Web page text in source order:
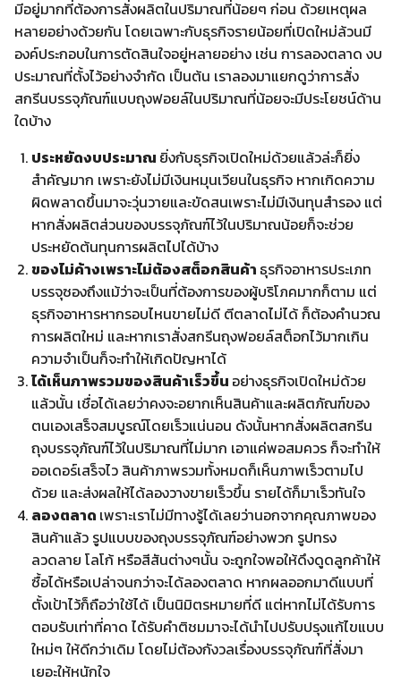
มีอยู่มากที่ต้องการสั่งผลิตในปริมาณที่น้อยๆ ก่อน ด้วยเหตุผล
หลายอย่างด้วยกัน โดยเฉพาะกับธุรกิจรายน้อยที่เปิดใหม่ล้วนมี
องค์ประกอบในการตัดสินใจอยู่หลายอย่าง เช่น การลองตลาด งบ
ประมาณที่ตั้งไว้อย่างจำกัด เป็นต้น เราลองมาแยกดูว่าการสั่ง
สกรีนบรรจุภัณฑ์แบบถุงฟอยล์ในปริมาณที่น้อยจะมีประโยชน์ด้าน
ใดบ้าง
ประหยัดงบประมาณ ยิ่งกับธุรกิจเปิดใหม่ด้วยแล้วล่ะก็ยิ่ง
สำคัญมาก เพราะยังไม่มีเงินหมุนเวียนในธุรกิจ หากเกิดความ
ผิดพลาดขึ้นมาจะวุ่นวายและขัดสนเพราะไม่มีเงินทุนสำรอง แต่
หากสั่งผลิตส่วนของบรรจุภัณฑ์ไว้ในปริมาณน้อยก็จะช่วย
ประหยัดต้นทุนการผลิตไปได้บ้าง
ของไม่ค้างเพราะไม่ต้องสต็อกสินค้า ธุรกิจอาหารประเภท
บรรจุซองถึงแม้ว่าจะเป็นที่ต้องการของผู้บริโภคมากก็ตาม แต่
ธุรกิจอาหารหากรอบไหนขายไม่ดี ตีตลาดไม่ได้ ก็ต้องคำนวณ
การผลิตใหม่ และหากเราสั่งสกรีนถุงฟอยล์สต็อกไว้มากเกิน
ความจำเป็นก็จะทำให้เกิดปัญหาได้
ได้เห็นภาพรวมของสินค้าเร็วขึ้น อย่างธุรกิจเปิดใหม่ด้วย
แล้วนั้น เชื่อได้เลยว่าคงจะอยากเห็นสินค้าและผลิตภัณฑ์ของ
ตนเองเสร็จสมบูรณ์โดยเร็วแน่นอน ดังนั้นหากสั่งผลิตสกรีน
ถุงบรรจุภัณฑ์ไว้ในปริมาณที่ไม่มาก เอาแค่พอสมควร ก็จะทำให้
ออเดอร์เสร็จไว สินค้าภาพรวมทั้งหมดก็เห็นภาพเร็วตามไป
ด้วย และส่งผลให้ได้ลองวางขายเร็วขึ้น รายได้ก็มาเร็วทันใจ
ลองตลาด เพราะเราไม่มีทางรู้ได้เลยว่านอกจากคุณภาพของ
สินค้าแล้ว รูปแบบของถุงบรรจุภัณฑ์อย่างพวก รูปทรง
ลวดลาย โลโก้ หรือสีสันต่างๆนั้น จะถูกใจพอให้ดึงดูดลูกค้าให้
ซื้อได้หรือเปล่าจนกว่าจะได้ลองตลาด หากผลออกมาดีแบบที่
ตั้งเป้าไว้ก็ถือว่าใช้ได้ เป็นนิมิตรหมายที่ดี แต่หากไม่ได้รับการ
ตอบรับเท่าที่คาด ได้รับคำติชมมาจะได้นำไปปรับปรุงแก้ไขแบบ
ใหม่ๆ ให้ดีกว่าเดิม โดยไม่ต้องกังวลเรื่องบรรจุภัณฑ์ที่สั่งมา
เยอะให้หนักใจ